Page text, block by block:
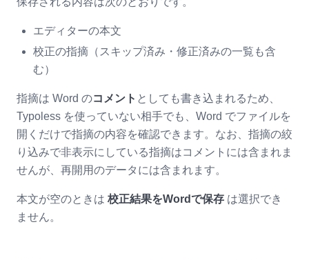
エディターの本文
校正の指摘（スキップ済み・修正済みの一覧も含
む）
指摘は Word のコメント としても書き込まれるため、
Typoless を使っていない相手でも、Word でファイルを
開くだけで指摘の内容を確認できます。なお、指摘の絞
り込みで非表示にしている指摘はコメントには含まれま
せんが、再開用のデータには含まれます。
本文が空のときは 校正結果をWordで保存 は選択でき
ません。